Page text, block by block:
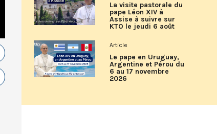
La visite pastorale du
pape Léon XIV à
Assise à suivre sur
KTO le jeudi 6 août
Article
Le pape en Uruguay,
Argentine et Pérou du
6 au 17 novembre
2026